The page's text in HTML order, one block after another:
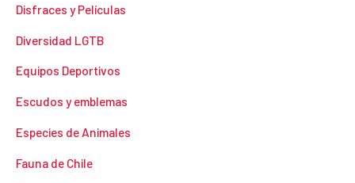
Disfraces y Películas
Diversidad LGTB
Equipos Deportivos
Escudos y emblemas
Especies de Animales
Fauna de Chile